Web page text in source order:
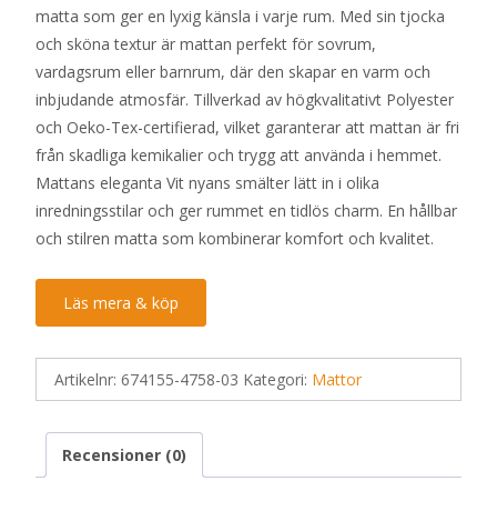
var:
479 kr.
är:
152 kr.
matta som ger en lyxig känsla i varje rum. Med sin tjocka
och sköna textur är mattan perfekt för sovrum,
vardagsrum eller barnrum, där den skapar en varm och
inbjudande atmosfär. Tillverkad av högkvalitativt Polyester
och Oeko-Tex-certifierad, vilket garanterar att mattan är fri
från skadliga kemikalier och trygg att använda i hemmet.
Mattans eleganta Vit nyans smälter lätt in i olika
inredningsstilar och ger rummet en tidlös charm. En hållbar
och stilren matta som kombinerar komfort och kvalitet.
Läs mera & köp
Artikelnr: 674155-4758-03 Kategori: Mattor
Recensioner (0)